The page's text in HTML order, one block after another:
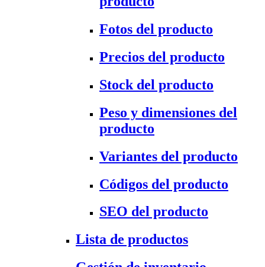
Fotos del producto
Precios del producto
Stock del producto
Peso y dimensiones del
producto
Variantes del producto
Códigos del producto
SEO del producto
Lista de productos